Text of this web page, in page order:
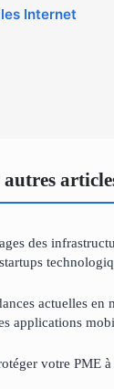
Internet
des
actuelles en
applications
votre PME